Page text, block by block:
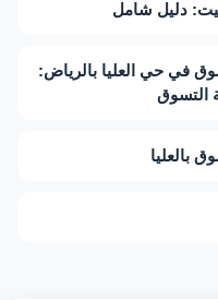
دليل شامل
في حي العليا بالرياض:
التسوق
بالعليا